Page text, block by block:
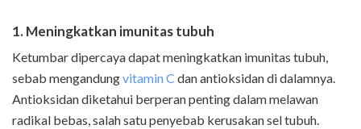
1. Meningkatkan imunitas tubuh
Ketumbar dipercaya dapat meningkatkan imunitas tubuh,
sebab mengandungvitamin C dan antioksidan di dalamnya.
Antioksidan diketahui berperan penting dalam melawan
radikal bebas, salah satu penyebab kerusakan sel tubuh.